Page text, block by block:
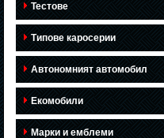
Тестове
Типове каросерии
Автономният автомобил
Екомобили
Марки и емблеми